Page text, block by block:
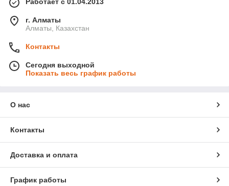
г. Алматы
Алматы, Казахстан
Контакты
Сегодня выходной
Показать весь график работы
О нас
Контакты
Доставка и оплата
График работы